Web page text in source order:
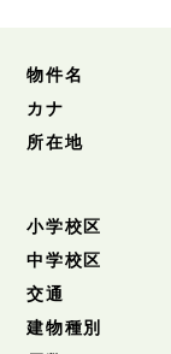
物件名
カナ
所在地
小学校区
中学校区
交通
建物種別